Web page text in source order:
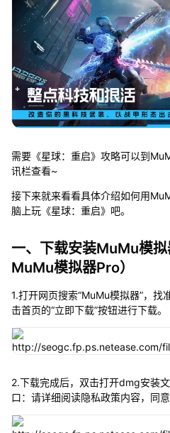
需要《星球：重启》攻略可以到
讯栏查看~
接下来就来看看具体介绍如何用
脑上玩《星球：重启》吧。
一、下载安装MuMu模
MuMu模拟器Pro）
1.打开网页搜索“MuMu模拟器”，找
击首页的“立即下载”按钮进行下载。
2.下载完成后，双击打开dmg安装
口：请详细阅读隐私政策内容，同